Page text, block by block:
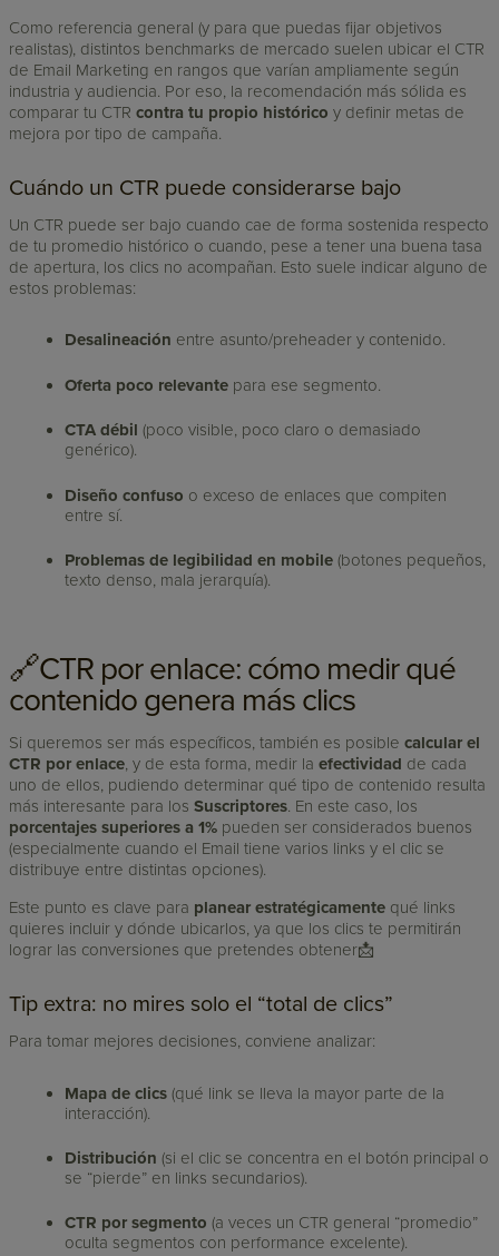
Como referencia general (y para que puedas fijar objetivos
realistas), distintos benchmarks de mercado suelen ubicar el CTR
de Email Marketing en rangos que varían ampliamente según
industria y audiencia. Por eso, la recomendación más sólida es
comparar tu CTRcontra tu propio histórico y definir metas de
mejora por tipo de campaña.
Cuándo un CTR puede considerarse bajo
Un CTR puede ser bajo cuando cae de forma sostenida respecto
de tu promedio histórico o cuando, pese a tener una buena tasa
de apertura, los clics no acompañan. Esto suele indicar alguno de
estos problemas:
Desalineación entre asunto/preheader y contenido.
Oferta poco relevante para ese segmento.
CTA débil (poco visible, poco claro o demasiado
genérico).
Diseño confuso o exceso de enlaces que compiten
entre sí.
Problemas de legibilidad en mobile (botones pequeños,
texto denso, mala jerarquía).
🔗CTR por enlace: cómo medir qué
contenido genera más clics
Si queremos ser más específicos, también es posiblecalcular el
CTR por enlace, y de esta forma, medir laefectividad de cada
uno de ellos, pudiendo determinar qué tipo de contenido resulta
más interesante para losSuscriptores. En este caso, los
porcentajes superiores a 1% pueden ser considerados buenos
(especialmente cuando el Email tiene varios links y el clic se
distribuye entre distintas opciones).
Este punto es clave para planear estratégicamente qué links
quieres incluir y dónde ubicarlos, ya que los clics te permitirán
lograr las conversiones que pretendes obtener📩
Tip extra: no mires solo el “total de clics”
Para tomar mejores decisiones, conviene analizar:
Mapa de clics (qué link se lleva la mayor parte de la
interacción).
Distribución (si el clic se concentra en el botón principal o
se “pierde” en links secundarios).
CTR por segmento (a veces un CTR general “promedio”
oculta segmentos con performance excelente).